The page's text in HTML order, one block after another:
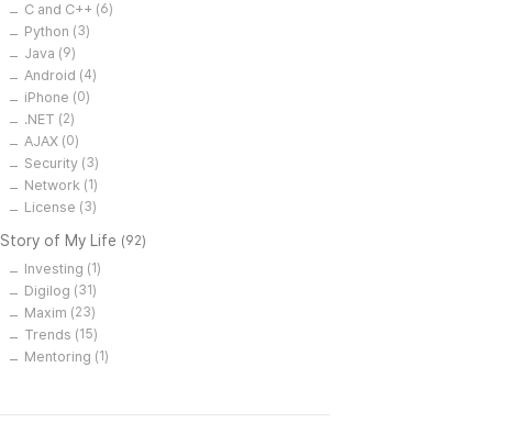
C and C++ (6)
Python (3)
Java (9)
Android (4)
iPhone (0)
.NET (2)
AJAX (0)
Security (3)
Network (1)
License (3)
Story of My Life (92)
Investing (1)
Digilog (31)
Maxim (23)
Trends (15)
Mentoring (1)